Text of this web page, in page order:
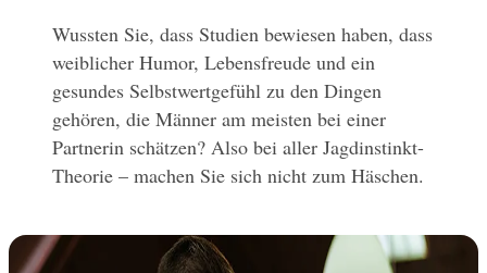
Wussten Sie, dass Studien bewiesen haben, dass
weiblicher Humor, Lebensfreude und ein
gesundes Selbstwertgefühl zu den Dingen
gehören, die Männer am meisten bei einer
Partnerin schätzen? Also bei aller Jagdinstinkt-
Theorie – machen Sie sich nicht zum Häschen.